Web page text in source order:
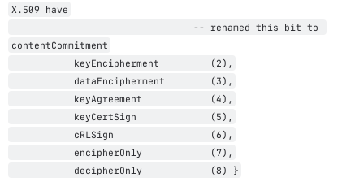
X.509 have
contentCommitment